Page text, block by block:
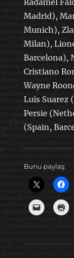
Radamel
Madrid),
Munich),
Milan),
Barcelona),
Cristiano
Wayne
Luis Suarez
Persie
(Spain,
Bunu paylaş: